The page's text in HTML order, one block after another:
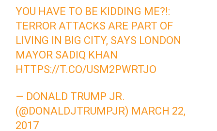
YOU HAVE TO BE KIDDING ME?!:
TERROR ATTACKS ARE PART OF
LIVING IN BIG CITY, SAYS LONDON
MAYOR SADIQ KHAN
HTTPS://T.CO/USM2PWRTJO
— DONALD TRUMP JR.
(@DONALDJTRUMPJR) MARCH 22,
2017